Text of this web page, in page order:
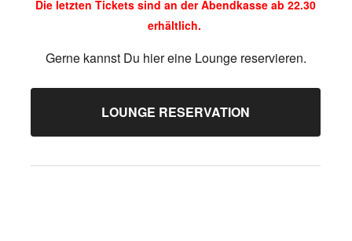
Die letzten Tickets sind an der Abendkasse ab 22.30
erhältlich.
Gerne kannst Du hier eine Lounge reservieren.
LOUNGE RESERVATION